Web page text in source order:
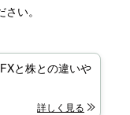
い。
と株との違いや
詳しく見る